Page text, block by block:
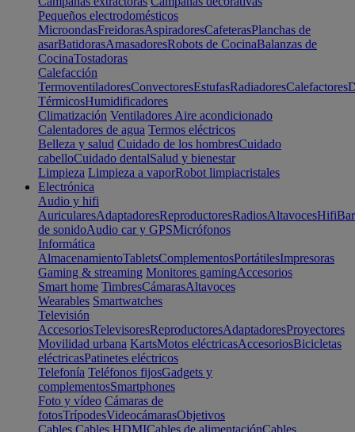
Pequeños electrodomésticos
MicroondasFreidorasAspiradoresCafeterasPlanchas de
asarBatidorasAmasadoresRobots de CocinaBalanzas de
CocinaTostadoras
Calefacción
TermoventiladoresConvectoresEstufasRadiadoresCalefactores
TérmicosHumidificadores
Climatización Ventiladores Aire acondicionado
Calentadores de agua Termos eléctricos
Belleza y salud Cuidado de los hombresCuidado
cabelloCuidado dentalSalud y bienestar
Limpieza Limpieza a vaporRobot limpiacristales
Electrónica
Audio y hifi
AuricularesAdaptadoresReproductoresRadiosAltavocesHifi
de sonidoAudio car y GPSMicrófonos
Informática
AlmacenamientoTabletsComplementosPortátilesImpresoras
Gaming & streaming Monitores gamingAccesorios
Smart home TimbresCámarasAltavoces
Wearables Smartwatches
Televisión
AccesoriosTelevisoresReproductoresAdaptadoresProyectores
Movilidad urbana KartsMotos eléctricasAccesoriosBicicletas
eléctricasPatinetes eléctricos
Telefonía Teléfonos fijosGadgets y
complementosSmartphones
Foto y vídeo Cámaras de
fotosTrípodesVideocámarasObjetivos
Cables Cables HDMICables de alimentaciónCables